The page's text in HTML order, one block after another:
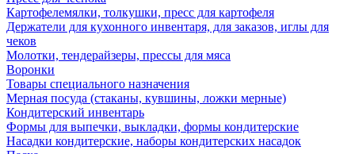
Картофелемялки, толкушки, пресс для картофеля
Держатели для кухонного инвентаря, для заказов, иглы для
чеков
Молотки, тендерайзеры, прессы для мяса
Воронки
Товары специального назначения
Мерная посуда (стаканы, кувшины, ложки мерные)
Кондитерский инвентарь
Формы для выпечки, выкладки, формы кондитерские
Насадки кондитерские, наборы кондитерских насадок